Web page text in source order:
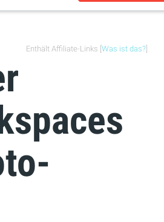
Enthält Affiliate-Links [ Was ist das?